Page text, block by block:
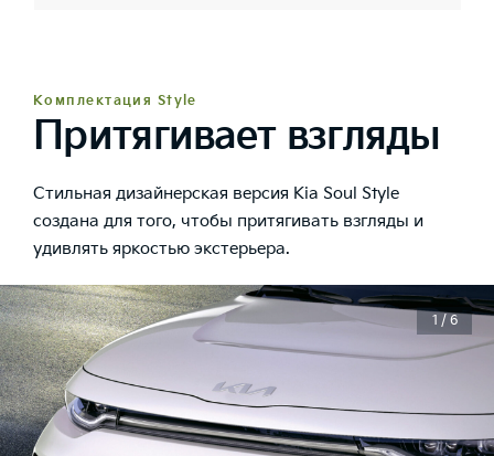
Комплектация Style
Притягивает взгляды
Стильная дизайнерская версия Kia Soul Style
cоздана для того, чтобы притягивать взгляды и
удивлять яркостью экстерьера.
1 / 6